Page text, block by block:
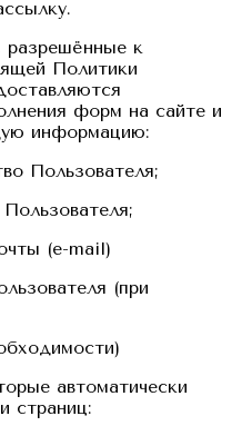
разрешённые к
Политики
форм на сайте и
информацию:
Пользователя;
(e-mail)
(при
автоматически
страниц: